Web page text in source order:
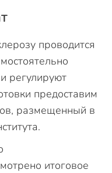
проводится
регулируют
предоставим
размещенный в
итоговое